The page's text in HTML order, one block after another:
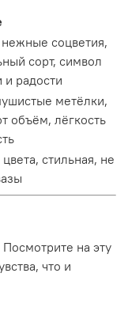
соцветия,
сорт, символ
и радости
метёлки,
объём, лёгкость
стильная, не
на эту
что и